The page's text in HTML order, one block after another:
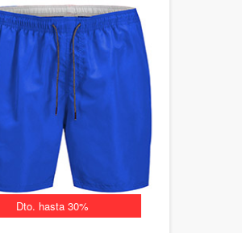
Dto. hasta 30%